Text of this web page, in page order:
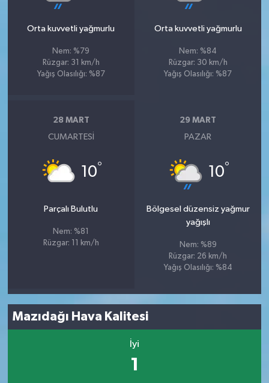
Orta kuvvetli yağmurlu
Nem: %79
Rüzgar: 31 km/h
Yağış Olasılığı: %87
Orta kuvvetli yağmurlu
Nem: %84
Rüzgar: 30 km/h
Yağış Olasılığı: %87
28 MART
CUMARTESI
10°
Parçalı Bulutlu
Nem: %81
Rüzgar: 11 km/h
29 MART
PAZAR
10°
Bölgesel düzensiz yağmur
yağışlı
Nem: %89
Rüzgar: 26 km/h
Yağış Olasılığı: %84
Mazıdağı Hava Kalitesi
İyi
1